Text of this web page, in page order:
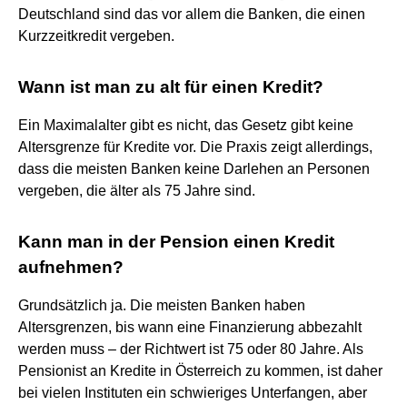
Deutschland sind das vor allem die Banken, die einen
Kurzzeitkredit vergeben.
Wann ist man zu alt für einen Kredit?
Ein Maximalalter gibt es nicht, das Gesetz gibt keine
Altersgrenze für Kredite vor. Die Praxis zeigt allerdings,
dass die meisten Banken keine Darlehen an Personen
vergeben, die älter als 75 Jahre sind.
Kann man in der Pension einen Kredit
aufnehmen?
Grundsätzlich ja. Die meisten Banken haben
Altersgrenzen, bis wann eine Finanzierung abbezahlt
werden muss – der Richtwert ist 75 oder 80 Jahre. Als
Pensionist an Kredite in Österreich zu kommen, ist daher
bei vielen Instituten ein schwieriges Unterfangen, aber